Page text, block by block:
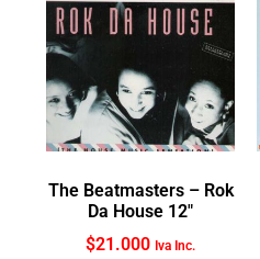
The Beatmasters ‎– Rok
Da House 12″
$21.000 Iva Inc.